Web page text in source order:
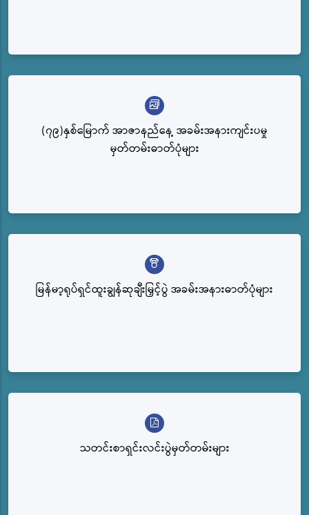
(၇၉)နှစ်မြောက် အာဇာနည်နေ့ အခမ်းအနားကျင်းပမှု
မှတ်တမ်းဓာတ်ပုံများ
မြန်မာ့ရုပ်ရှင်ထူးချွန်ဆုချီးမြှင့်ပွဲ အခမ်းအနားဓာတ်ပုံများ
သတင်းစာရှင်းလင်းပွဲမှတ်တမ်းများ